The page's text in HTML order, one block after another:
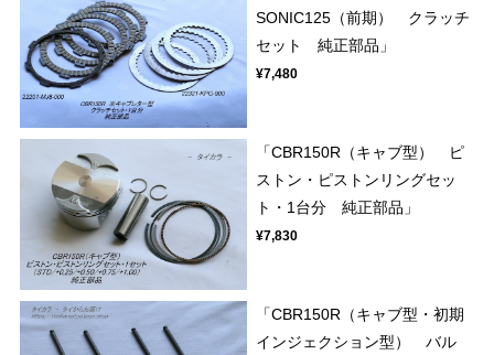
SONIC125（前期） クラッチ
セット 純正部品」
¥7,480
「CBR150R（キャブ型） ピ
ストン・ピストンリングセッ
ト・1台分 純正部品」
¥7,830
「CBR150R（キャブ型・初期
インジェクション型） バル